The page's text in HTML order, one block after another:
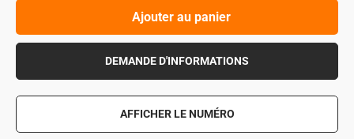
Ajouter au panier
DEMANDE D'INFORMATIONS
AFFICHER LE NUMÉRO